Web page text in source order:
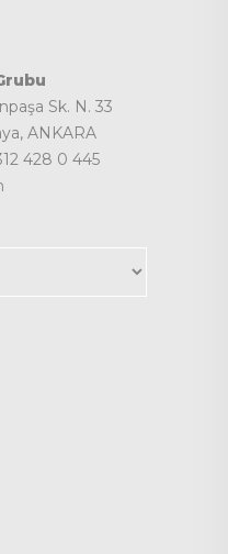
Sk. N. 33
ANKARA
428 0 445